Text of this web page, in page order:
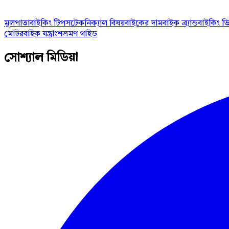
মুলপাতাবাইকিং টিপসটেকনিক্যাল বিষয়বাইকের দামবাইক ব্র্যান্ডবাইকিং
মোটরবাইক যন্ত্রাংশভ্রমণ গাইড
সোশ্যাল মিডিয়া